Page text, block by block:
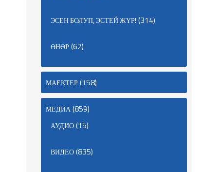
ЭСЕН БОЛУП, ЭСТЕЙ ЖҮР! (314)
ӨНӨР(62)
МАЕКТЕР(158)
МЕДИА(859)
АУДИО(15)
ВИДЕО(835)